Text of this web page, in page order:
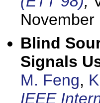
November
Blind
Signals
M. Feng,
IEEE